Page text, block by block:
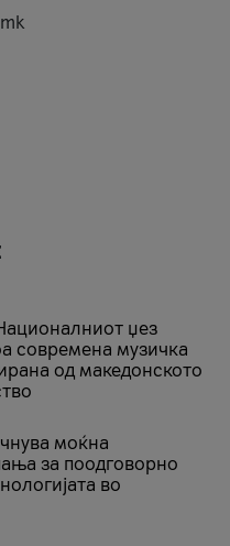
џез
современа музичка
од македонското
моќна
за поодговорно
во